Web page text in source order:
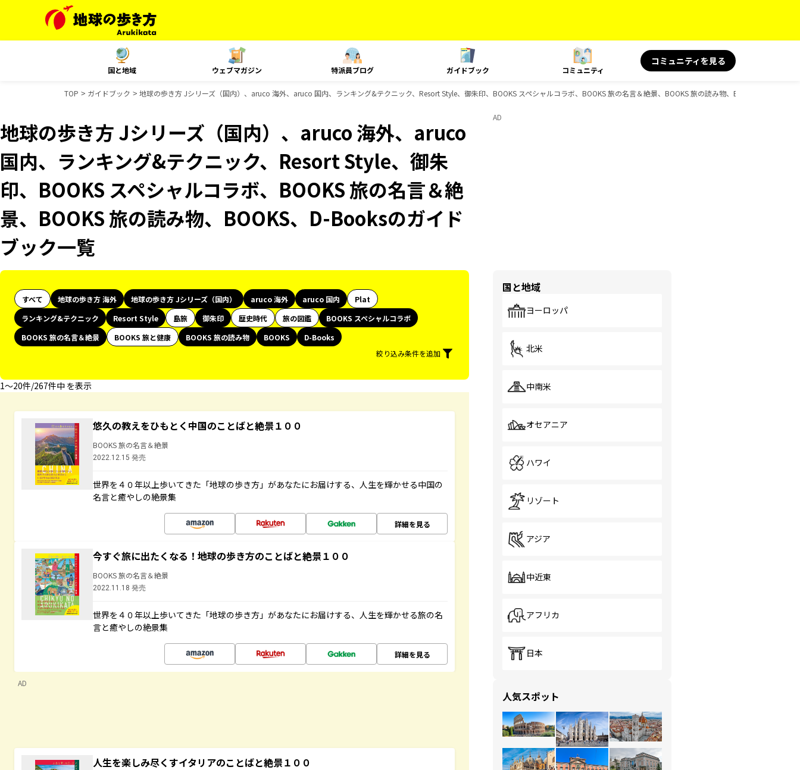
国と地域 ウェブマガジン 特派員ブログ ガイドブック コミュニティ
コミュニティを見る
TOP ガイドブック 地球の歩き方 Jシリーズ（国内）、aruco 海外、aruco 国内、ランキング&テクニック、Resort Style、御朱印、BOOKS スペシャルコラボ、BOOKS 旅の名言＆絶景、BOOKS 旅の読み物、BOOKS、D-Books
地球の歩き方 Jシリーズ（国内）、aruco 海外、aruco
国内、ランキング&テクニック、Resort Style、御朱
印、BOOKS スペシャルコラボ、BOOKS 旅の名言＆絶
景、BOOKS 旅の読み物、BOOKS、D-Booksのガイド
ブック一覧
すべて 地球の歩き方 海外 地球の歩き方 Jシリーズ（国内） aruco 海外 aruco 国内
Plat
ランキング&テクニック
Resort Style 島旅 御朱印 歴史時代 旅の図鑑
BOOKS スペシャルコラボ
BOOKS 旅の名言＆絶景
BOOKS 旅と健康 BOOKS 旅の読み物 BOOKS
D-Books
絞り込み条件を追加
1〜20件/267件中 を表示
悠久の教えをひもとく中国のことばと絶景１００
BOOKS 旅の名言＆絶景
2022.12.15 発売
世界を４０年以上歩いてきた「地球の歩き方」があなたにお届けする、人生を輝かせる中国の
名言と癒やしの絶景集
詳細を見る
今すぐ旅に出たくなる！地球の歩き方のことばと絶景１００
BOOKS 旅の名言＆絶景
2022.11.18 発売
世界を４０年以上歩いてきた「地球の歩き方」があなたにお届けする、人生を輝かせる旅の名
言と癒やしの絶景集
詳細を見る
AD
人生を楽しみ尽くすイタリアのことばと絶景１００
AD
国と地域
ヨーロッパ
北米
中南米
オセアニア
ハワイ
リゾート
アジア
中近東
アフリカ
日本
人気スポット